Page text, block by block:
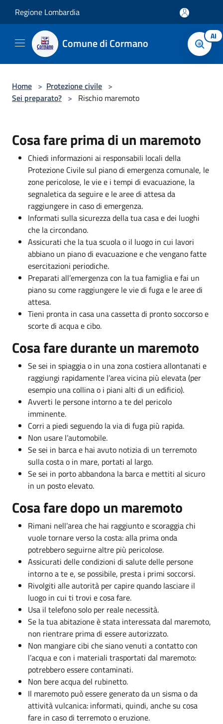
Regione Lombardia
Comune di Cormano AI
Home > Protezione civile >
Sei preparato? > Rischio maremoto
Cosa fare prima di un maremoto
Chiedi informazioni ai responsabili locali della
Protezione Civile sul piano di emergenza comunale, le
zone pericolose, le vie e i tempi di evacuazione, la
segnaletica da seguire e le aree di attesa da
raggiungere in caso di emergenza.
Informati sulla sicurezza della tua casa e dei luoghi
che la circondano.
Assicurati che la tua scuola o il luogo in cui lavori
abbiano un piano di evacuazione e che vengano fatte
esercitazioni periodiche.
Preparati all’emergenza con la tua famiglia e fai un
piano su come raggiungere le vie di fuga e le aree di
attesa.
Tieni pronta in casa una cassetta di pronto soccorso e
scorte di acqua e cibo.
Cosa fare durante un maremoto
Se sei in spiaggia o in una zona costiera allontanati e
raggiungi rapidamente l’area vicina più elevata (per
esempio una collina o i piani alti di un edificio).
Avverti le persone intorno a te del pericolo
imminente.
Corri a piedi seguendo la via di fuga più rapida.
Non usare l’automobile.
Se sei in barca e hai avuto notizia di un terremoto
sulla costa o in mare, portati al largo.
Se sei in porto abbandona la barca e mettiti al sicuro
in un posto elevato.
Cosa fare dopo un maremoto
Rimani nell’area che hai raggiunto e scoraggia chi
vuole tornare verso la costa: alla prima onda
potrebbero seguirne altre più pericolose.
Assicurati delle condizioni di salute delle persone
intorno a te e, se possibile, presta i primi soccorsi.
Rivolgiti alle autorità per capire quando lasciare il
luogo in cui ti trovi e cosa fare.
Usa il telefono solo per reale necessità.
Se la tua abitazione è stata interessata dal maremoto,
non rientrare prima di essere autorizzato.
Non mangiare cibi che siano venuti a contatto con
l’acqua e con i materiali trasportati dal maremoto:
potrebbero essere contaminati.
Non bere acqua del rubinetto.
Il maremoto può essere generato da un sisma o da
attività vulcanica: informati, quindi, anche su cosa
fare in caso di terremoto o eruzione.